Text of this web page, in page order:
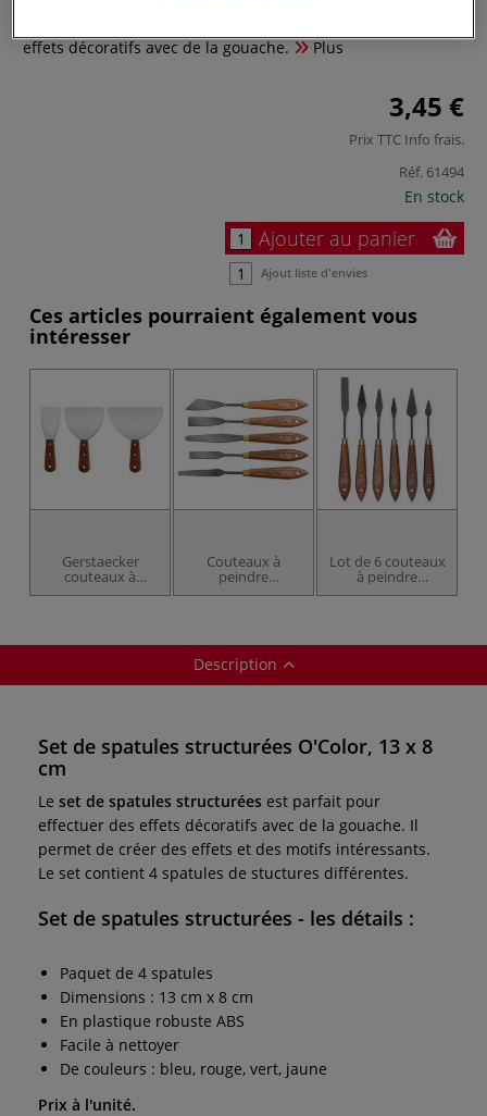
effets décoratifs avec de la gouache.
Plus
3,45 €
Prix TTC Info frais.
Réf. 61494
En stock
Ajouter au panier
Ajout liste d'envies
Ces articles pourraient également vous
intéresser
Gerstaecker
couteaux à
peindre
Couteaux à
peindre
Gerstaecker
Lot de 6 couteaux
à peindre
Gerstaecker
Description
Set de spatules structurées O'Color, 13 x 8
cm
Le set de spatules structurées est parfait pour
effectuer des effets décoratifs avec de la gouache. Il
permet de créer des effets et des motifs intéressants.
Le set contient 4 spatules de stuctures différentes.
Set de spatules structurées - les détails :
Paquet de 4 spatules
Dimensions : 13 cm x 8 cm
En plastique robuste ABS
Facile à nettoyer
De couleurs : bleu, rouge, vert, jaune
Prix à l'unité.